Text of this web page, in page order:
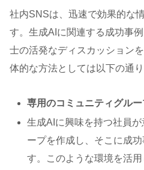
社内SNSは、迅速で効果的な
す。生成AIに関連する成功事
士の活発なディスカッション
体的な方法としては以下の通り
専用のコミュニティグル
生成AIに興味を持つ社員
ープを作成し、そこに成
す。このような環境を活